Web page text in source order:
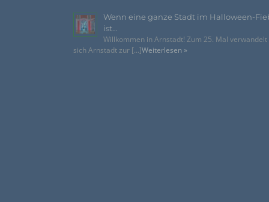
Wenn eine ganze Stadt im Halloween-
ist…
Willkommen in Arnstadt! Zum 25. Mal verwandelt
sich Arnstadt zur [...]Weiterlesen »